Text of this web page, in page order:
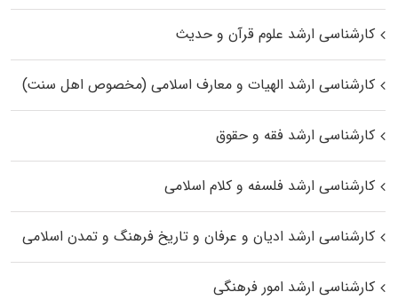
کارشناسی ارشد علوم قرآن و حدیث
کارشناسی ارشد الهیات و معارف اسلامی (مخصوص اهل سنت)
کارشناسی ارشد فقه و حقوق
کارشناسی ارشد فلسفه و کلام اسلامی
کارشناسی ارشد ادیان و عرفان و تاریخ فرهنگ و تمدن اسلامی
کارشناسی ارشد امور فرهنگی